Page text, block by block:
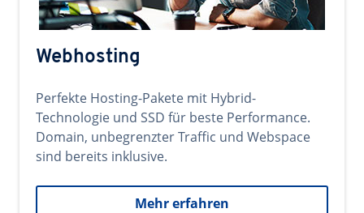
Webhosting
Perfekte Hosting-Pakete mit Hybrid-
Technologie und SSD für beste Performance.
Domain, unbegrenzter Traffic und Webspace
sind bereits inklusive.
Mehr erfahren